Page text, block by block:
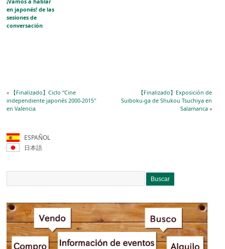
en japonés! de las
sesiones de
conversación
« 【Finalizado】Ciclo “Cine
independiente japonés 2000-2015″
en Valencia
【Finalizado】Exposición de
Suiboku-ga de Shukou Tsuchiya en
Salamanca»
ESPAÑOL
日本語